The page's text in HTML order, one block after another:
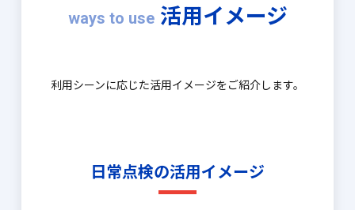
ways to use活用イメージ
利用シーンに応じた活用イメージをご紹介します。
日常点検の活用イメージ